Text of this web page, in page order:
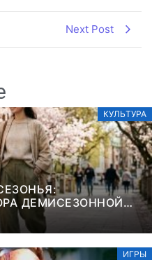
Next Post
КУЛЬТУРА
ДЕМИСЕЗОННОЙ
ЖЕНСКОГО ПЛАЩА
ИГРЫ